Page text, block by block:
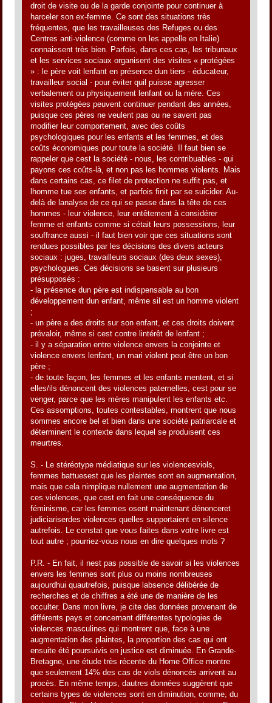
droit de visite ou de la garde conjointe pour continuer à
harceler son ex-femme. Ce sont des situations très
fréquentes, que les travailleuses des Refuges ou des
Centres anti-violence (comme on les appelle en Italie)
connaissent très bien. Parfois, dans ces cas, les tribunaux
et les services sociaux organisent des visites « protégées
» : le père voit lenfant en présence dun tiers - éducateur,
travailleur social - pour éviter quil puisse agresser
verbalement ou physiquement lenfant ou la mère. Ces
visites protégées peuvent continuer pendant des années,
puisque ces pères ne veulent pas ou ne savent pas
modifier leur comportement, avec des coûts
psychologiques pour les enfants et les femmes, et des
coûts économiques pour toute la société. Il faut bien se
rappeler que cest la société - nous, les contribuables - qui
payons ces coûts-là, et non pas les hommes violents. Mais
dans certains cas, ce filet de protection ne suffit pas, et
lhomme tue ses enfants, et parfois finit par se suicider. Au-
delà de lanalyse de ce qui se passe dans la tête de ces
hommes - leur violence, leur entêtement à considérer
femme et enfants comme si cétait leurs possessions, leur
souffrance aussi - il faut bien voir que ces situations sont
rendues possibles par les décisions des divers acteurs
sociaux : juges, travailleurs sociaux (des deux sexes),
psychologues. Ces décisions se basent sur plusieurs
présupposés :
- la présence dun père est indispensable au bon
développement dun enfant, même sil est un homme violent
;
- un père a des droits sur son enfant, et ces droits doivent
prévaloir, même si cest contre lintérêt de lenfant ;
- il y a séparation entre violence envers la conjointe et
violence envers lenfant, un mari violent peut être un bon
père ;
- de toute façon, les femmes et les enfants mentent, et si
elles/ils dénoncent des violences paternelles, cest pour se
venger, parce que les mères manipulent les enfants etc.
Ces assomptions, toutes contestables, montrent que nous
sommes encore bel et bien dans une société patriarcale et
déterminent le contexte dans lequel se produisent ces
meurtres.
S. - Le stéréotype médiatique sur les violencesviols,
femmes battuesest que les plaintes sont en augmentation,
mais que cela nimplique nullement une augmentation de
ces violences, que cest en fait une conséquence du
féminisme, car les femmes osent maintenant dénonceret
judiciariserdes violences quelles supportaient en silence
autrefois. Le constat que vous faites dans votre livre est
tout autre ; pourriez-vous nous en dire quelques mots ?
P.R. - En fait, il nest pas possible de savoir si les violences
envers les femmes sont plus ou moins nombreuses
aujourdhui quautrefois, puisque labsence délibérée de
recherches et de chiffres a été une de manière de les
occulter. Dans mon livre, je cite des données provenant de
différents pays et concernant différentes typologies de
violences masculines qui montrent que, face à une
augmentation des plaintes, la proportion des cas qui ont
ensuite été poursuivis en justice est diminuée. En Grande-
Bretagne, une étude très récente du Home Office montre
que seulement 14% des cas de viols dénoncés arrivent au
procès. En même temps, dautres données suggèrent que
certains types de violences sont en diminution, comme, du